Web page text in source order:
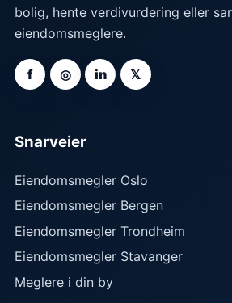
bolig, hente verdivurdering eller
eiendomsmeglere.
f ◎ in 𝕏
Snarveier
Eiendomsmegler Oslo
Eiendomsmegler Bergen
Eiendomsmegler Trondheim
Eiendomsmegler Stavanger
Meglere i din by